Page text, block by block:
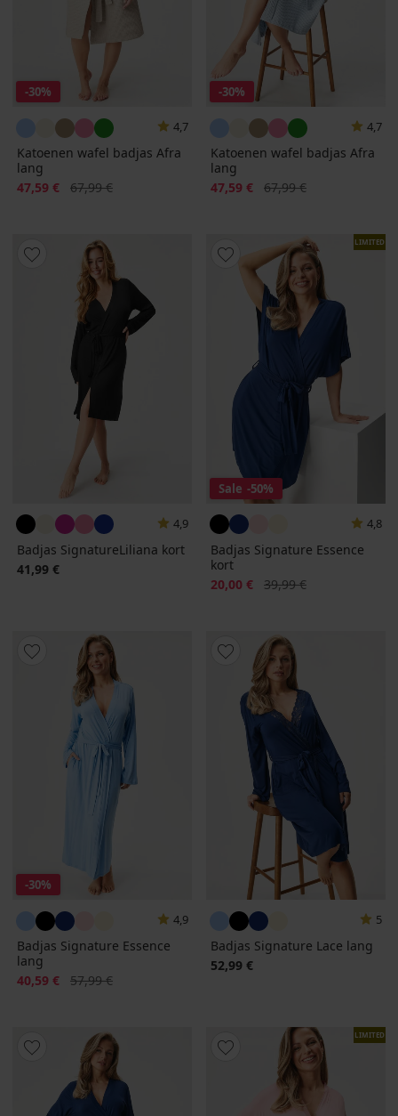
-30%
4,7
Katoenen wafel badjas Afra
lang
Korting
47,59 € Oorspronkelijke prijs
67,99 €
-30%
4,7
Katoenen wafel badjas Afra
lang
Korting
47,59 € Oorspronkelijke prijs
67,99 €
4,9
Badjas SignatureLiliana kort
41,99 €
LIMITED
Sale -50%
4,8
Badjas Signature Essence
kort
Korting
20,00 € Oorspronkelijke prijs
39,99 €
-30%
4,9
Badjas Signature Essence
lang
Korting
40,59 € Oorspronkelijke prijs
57,99 €
5
Badjas Signature Lace lang
52,99 €
LIMITED